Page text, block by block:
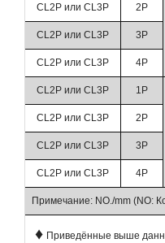
CL2P или CL3P 2P
CL2P или CL3P 3P
CL2P или CL3P 4P
CL2P или CL3P 1P
CL2P или CL3P 2P
CL2P или CL3P 3P
CL2P или CL3P 4P
Примечание: NO./mm (NO:
♦ Приведённые выше